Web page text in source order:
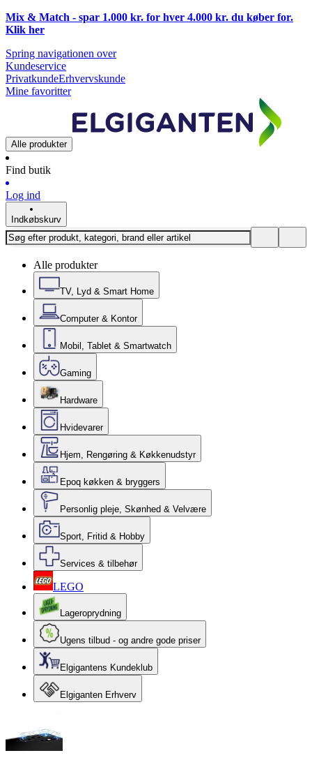
Mix & Match - spar 1.000 kr. for hver 4.000 kr. du køber for.
Klik her
Spring navigationen over
Kundeservice
PrivatkundeErhvervskunde
Mine favoritter
Alle produkter
Find butik
Log ind
Indkøbskurv
Alle produkter
TV, Lyd & Smart Home
Computer & Kontor
Mobil, Tablet & Smartwatch
Gaming
Hardware
Hvidevarer
Hjem, Rengøring & Køkkenudstyr
Epoq køkken & bryggers
Personlig pleje, Skønhed & Velvære
Sport, Fritid & Hobby
Services & tilbehør
LEGO
Lageroprydning
Ugens tilbud - og andre gode priser
Elgigantens Kundeklub
Elgiganten Erhverv